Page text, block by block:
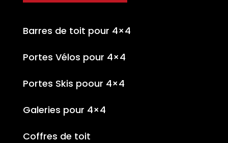
Barres de toit pour 4×4
Portes Vélos pour 4×4
Portes Skis poour 4×4
Galeries pour 4×4
Coffres de toit